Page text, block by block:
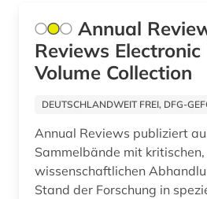
messtechnik (1)
molek&uuml (1)
molekularbiologie (1)
Annual
Reviews Electronic
Volume Collection
DEUTSCHLANDWEIT FREI, DFG-
Annual Reviews publiziert
Sammelbände mit kritischen,
wissenschaftlichen
Stand der Forschung in